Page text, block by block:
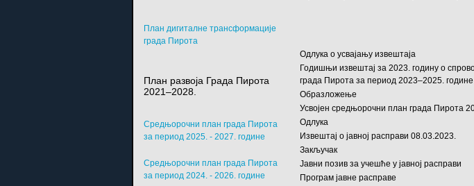
Одлука о усвајању извештаја
Годишњи извештај за 2023. годину о
града Пирота за период 2023–2025. годинe
Образложење
Усвојен средњорочни план града Пирота
Одлука
Извештај о јавној расправи 08.03.2023.
Закључак
Јавни позив за учешће у јавној расправи
Програм јавне расправе
План дигиталне трансформације
града Пирота
План развоја Града Пирота
2021–2028.
Средњорочни план града Пирота
за период 2025. - 2027. године
Средњорочни план града Пирота
за период 2024. - 2026. године